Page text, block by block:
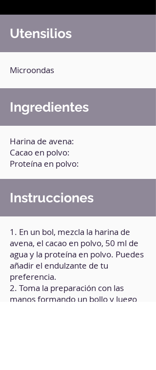
Utensilios
Microondas
Ingredientes
Harina de avena:
Cacao en polvo:
Proteína en polvo:
Instrucciones
1. En un bol, mezcla la harina de
avena, el cacao en polvo, 50 ml de
agua y la proteína en polvo. Puedes
añadir el endulzante de tu
preferencia.
2. Toma la preparación con las
manos formando un bollo y luego